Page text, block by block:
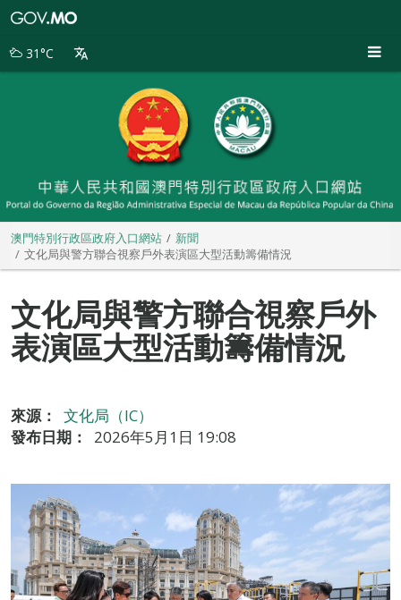
別
31°C
澳門特別行政區政府入口網站
新聞
文化局與警方聯合視察戶外表演區大型活動籌備情況
文化局與警方聯合視察戶外
表演區大型活動籌備情況
來源：
文化局（IC）
發布日期：
2026年5月1日 19:08